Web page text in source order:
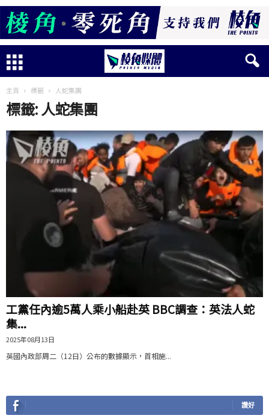
主頁 標籤 人蛇集團
標籤: 人蛇集團
工黨任內逾5萬人乘小船赴英 BBC調查：英法人蛇
集...
2025年08月13日
英國內政部周二（12日）公布的數據顯示，首相施...
讚好